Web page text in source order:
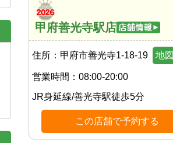
甲府善光寺駅店
住所： 甲府市善光寺1-18-19 地図
営業時間： 08:00-20:00
JR身延線/善光寺駅徒歩5分
この店舗で予約する